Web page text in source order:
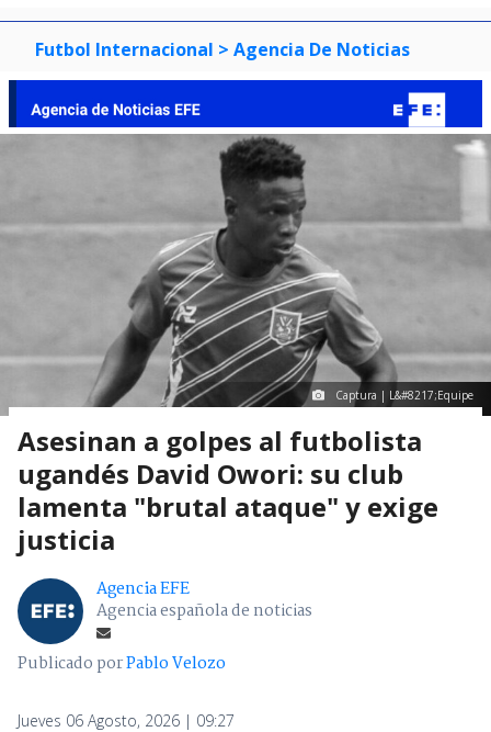
Futbol Internacional > Agencia De Noticias
Captura | L&#8217;Equipe
Asesinan a golpes al futbolista
ugandés David Owori: su club
lamenta "brutal ataque" y exige
justicia
Agencia EFE
Agencia española de noticias
Publicado porPablo Velozo
Jueves 06 Agosto, 2026 | 09:27